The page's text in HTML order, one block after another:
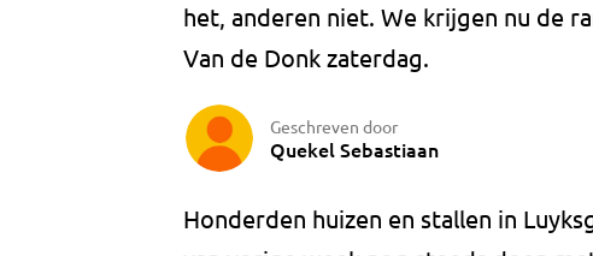
het, anderen niet. We krijgen nu de
Van de Donk zaterdag.
Geschreven door
Quekel Sebastiaan
Honderden huizen en stallen in